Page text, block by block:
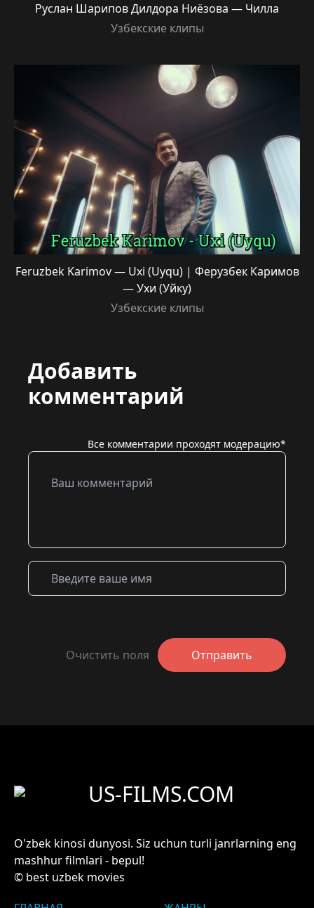
Руслан Шарипов Дилдора Ниёзова — Чилла
Узбекские клипы
Feruzbek Karimov — Uxi (Uyqu) | Ферузбек Каримов
— Ухи (Уйку)
Узбекские клипы
Добавить
комментарий
Все комментарии проходят модерацию*
Очистить поля Отправить
US-FILMS.COM
O'zbek kinosi dunyosi. Siz uchun turli janrlarning eng
mashhur filmlari - bepul!
© best uzbek movies